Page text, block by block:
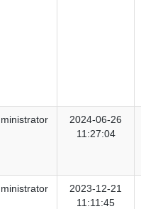
2024-06-26
11:27:04
2023-12-21
11:11:45